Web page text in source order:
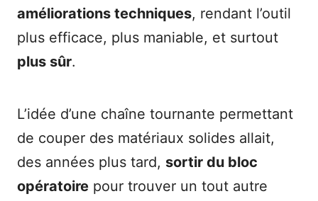
améliorations techniques, rendant l’outil
plus efficace, plus maniable, et surtout
plus sûr.
L’idée d’une chaîne tournante permettant
de couper des matériaux solides allait,
des années plus tard, sortir du bloc
opératoire pour trouver un tout autre